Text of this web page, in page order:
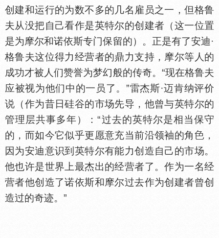
创建和运行的为数不多的几名雇员之一，但格鲁
夫从没把自己看作是英特尔的创建者（这一位置
是为摩尔和诺依斯专门保留的）。正是有了安迪·
格鲁夫这位得力经营者的鼎力支持，摩尔等人的
成功才被人们赞誉为梦幻般的传奇。“现在格鲁夫
应被视为他们中的一员了。”雷杰斯·迈肯纳评价
说（作为昔日硅谷的市场先导，他曾与英特尔的
管理层共事多年）：“过去的英特尔是相当保守
的，而如今它似乎更愿意充当前沿领袖的角
，
因为安迪意识到英特尔有能力创造自己的市场。
他也许是世界上最杰出的经营者了。作为一名经
营者他创造了诺依斯和摩尔过去作为创建者曾创
造过的奇迹。”